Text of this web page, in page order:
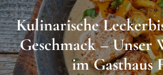
Kulinarische
Geschmack – Unser
im Gasthaus